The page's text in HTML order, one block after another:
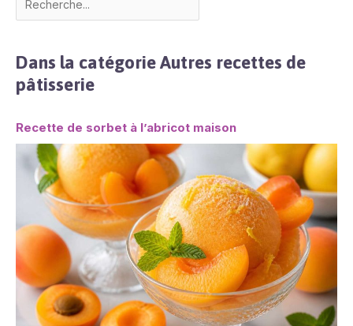
Dans la catégorie Autres recettes de
pâtisserie
Recette de sorbet à l’abricot maison